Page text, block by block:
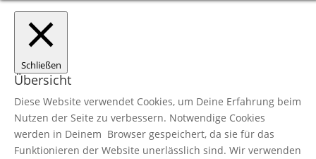
Schließen
Übersicht
Diese Website verwendet Cookies, um Deine Erfahrung beim
Nutzen der Seite zu verbessern. Notwendige Cookies
werden in Deinem Browser gespeichert, da sie für das
Funktionieren der Website unerlässlich sind. Wir verwenden